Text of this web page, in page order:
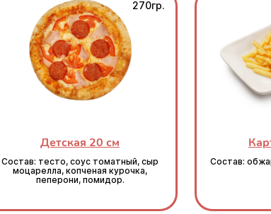
270гр.
Детская 20 см
Состав: тесто, соус томатный, сыр
моцарелла, копченая курочка,
пеперони, помидор.
Состав: